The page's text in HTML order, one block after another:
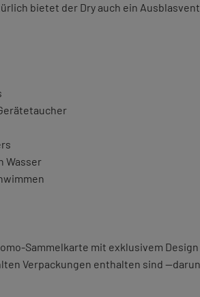
bietet der Dry auch ein
Wasser
Sammelkarte mit exklusivem Design
Verpackungen enthalten sind